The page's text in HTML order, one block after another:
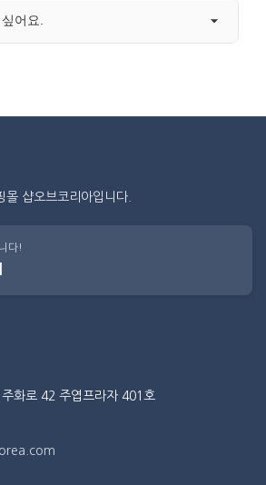
어요.
샵오브코리아입니다.
다!
화로 42 주엽프라자 401호